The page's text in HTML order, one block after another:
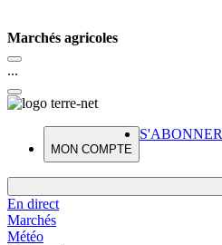
Marchés agricoles
...
MON COMPTE
S'ABONNER
En direct
Marchés
Météo